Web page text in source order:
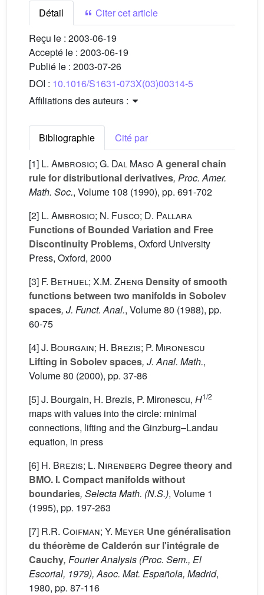
Détail
Citer cet article
Reçu le : 2003-06-19
Accepté le : 2003-06-19
Publié le : 2003-07-26
DOI : 10.1016/S1631-073X(03)00314-5
Affiliations des auteurs :
Bibliographie
Cité par
[1] L. Ambrosio; G. Dal MasoA general chain
rule for distributional derivatives, Proc. Amer.
Math. Soc., Volume 108 (1990), pp. 691-702
[2] L. Ambrosio; N. Fusco; D. Pallara
Functions of Bounded Variation and Free
Discontinuity Problems, Oxford University
Press, Oxford, 2000
[3] F. Bethuel; X.M. Zheng Density of smooth
functions between two manifolds in Sobolev
spaces, J. Funct. Anal., Volume 80 (1988), pp.
60-75
[4]J. Bourgain; H. Brezis; P. Mironescu
Lifting in Sobolev spaces, J. Anal. Math.,
Volume 80 (2000), pp. 37-86
[5] J. Bourgain, H. Brezis, P. Mironescu, H1/2
maps with values into the circle: minimal
connections, lifting and the Ginzburg–Landau
equation, in press
[6] H. Brezis; L. Nirenberg Degree theory and
BMO. I. Compact manifolds without
boundaries, Selecta Math. (N.S.), Volume 1
(1995), pp. 197-263
[7] R.R. Coifman; Y. Meyer Une généralisation
du théorème de Calderón sur l'intégrale de
Cauchy, Fourier Analysis (Proc. Sem., El
Escorial, 1979), Asoc. Mat. Española, Madrid,
1980, pp. 87-116